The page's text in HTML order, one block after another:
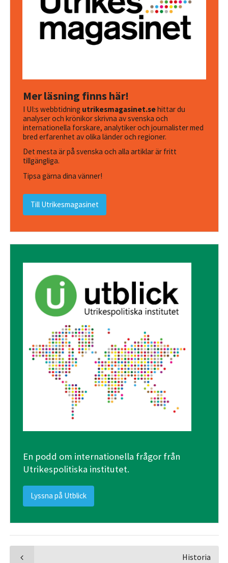
Mer läsning finns här!
I UI:s webbtidning utrikesmagasinet.sehittar du
analyser och krönikor skrivna av svenska och
internationella forskare, analytiker och journalister med
bred erfarenhet av olika länder och regioner.
Det mesta är på svenska och alla artiklar är fritt
tillgängliga.
Tipsa gärna dina vänner!
Till Utrikesmagasinet
En podd om internationella frågor från
Utrikespolitiska institutet.
Lyssna på Utblick
Historia